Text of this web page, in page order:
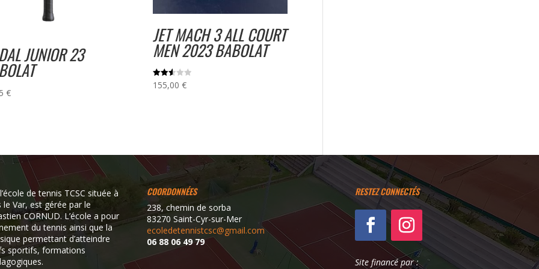
JUNIOR 23
€
JET MACH 3 ALL COURT
MEN 2023 BABOLAT
Note
2.62
155,00 €
de tennis TCSC située à
Var, est gérée par le
CORNUD. L’école a pour
du tennis ainsi que la
permettant d’atteindre
sportifs, formations
COORDONNÉES
238, chemin de sorba
83270 Saint-Cyr-sur-Mer
ecoledetennistcsc@gmail.com
06 88 06 49 79
RESTEZ CONNECTÉS
Site financé par :